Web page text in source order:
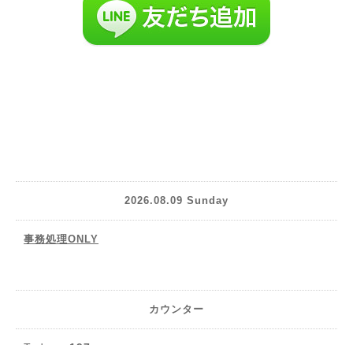
2026.08.09 Sunday
事務処理ONLY
カウンター